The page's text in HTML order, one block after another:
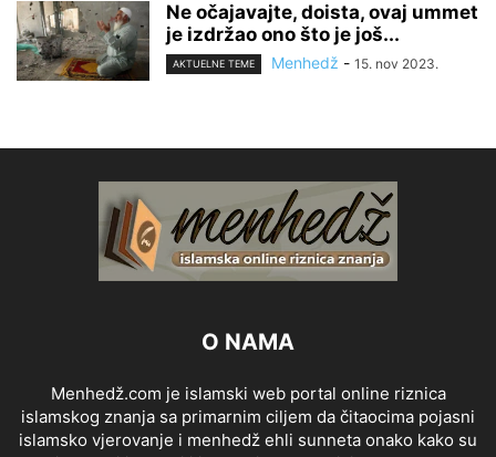
Ne očajavajte, doista, ovaj ummet
je izdržao ono što je još...
AKTUELNE TEME Menhedž - 15. nov 2023.
O NAMA
Menhedž.com je islamski web portal online riznica
islamskog znanja sa primarnim ciljem da čitaocima pojasni
islamsko vjerovanje i menhedž ehli sunneta onako kako su